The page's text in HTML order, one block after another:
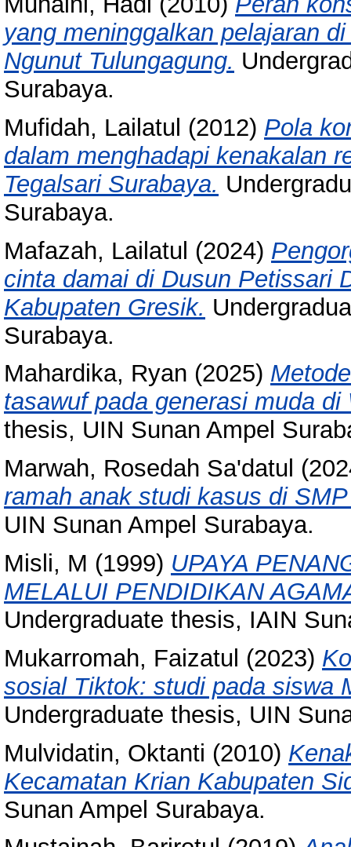
yang meninggalkan pelajaran
Ngunut Tulungagung.
Surabaya.
Mufidah, Lailatul (2012) Pola
dalam menghadapi kenakalan
Tegalsari Surabaya.
Surabaya.
Mafazah, Lailatul (2024)
cinta damai di Dusun Petissari
Kabupaten Gresik.
Surabaya.
Mahardika, Ryan (2025)
tasawuf pada generasi muda
thesis, UIN Sunan Ampel
Marwah, Rosedah Sa'datul
ramah anak studi kasus di
UIN Sunan Ampel Surabaya.
Misli, M (1999) UPAYA
MELALUI PENDIDIKAN
Undergraduate thesis, IAIN
Mukarromah, Faizatul (2023)
sosial Tiktok: studi pada siswa
Undergraduate thesis, UIN
Mulvidatin, Oktanti (2010)
Kecamatan Krian Kabupaten
Sunan Ampel Surabaya.